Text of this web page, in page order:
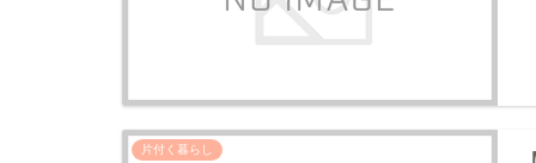
片付く暮らし